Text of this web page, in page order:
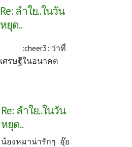
Re: ลำใย..ในวัน
หยุด..
:cheer3: ว่าที่
เศรษฐีในอนาคต
Re: ลำใย..ในวัน
หยุด..
น้องหมาน่ารักๆ อุ๊ย